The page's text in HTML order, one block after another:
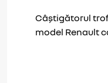
Câștigătorul
model Renault